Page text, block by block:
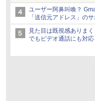
スツーウェイ」発売
えずに書き込める
ユーザー阿鼻叫喚？
「送信元アドレス」の
【やじうまWatch】
見た目は既視感ありまく
でもビデオ通話にも対